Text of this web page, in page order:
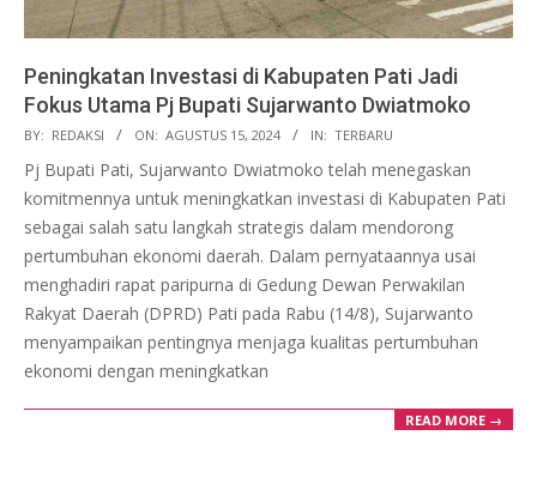
Peningkatan Investasi di Kabupaten Pati Jadi
Fokus Utama Pj Bupati Sujarwanto Dwiatmoko
2024-
08-
15
BY: REDAKSI ON: AGUSTUS 15, 2024 IN: TERBARU
Pj Bupati Pati, Sujarwanto Dwiatmoko telah menegaskan
komitmennya untuk meningkatkan investasi di Kabupaten Pati
sebagai salah satu langkah strategis dalam mendorong
pertumbuhan ekonomi daerah. Dalam pernyataannya usai
menghadiri rapat paripurna di Gedung Dewan Perwakilan
Rakyat Daerah (DPRD) Pati pada Rabu (14/8), Sujarwanto
menyampaikan pentingnya menjaga kualitas pertumbuhan
ekonomi dengan meningkatkan
READ MORE →